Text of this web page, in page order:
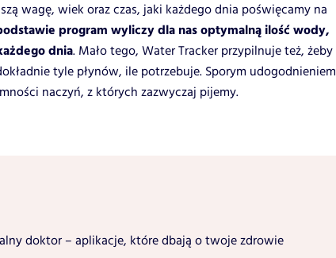
wagę, wiek oraz czas, jaki każdego dnia poświęcamy na
program wyliczy dla nas optymalną ilość wody,
dnia. Mało tego, Water Tracker przypilnuje też, żeby
tyle płynów, ile potrzebuje. Sporym udogodnieniem
naczyń, z których zazwyczaj pijemy.
doktor – aplikacje, które dbają o twoje zdrowie